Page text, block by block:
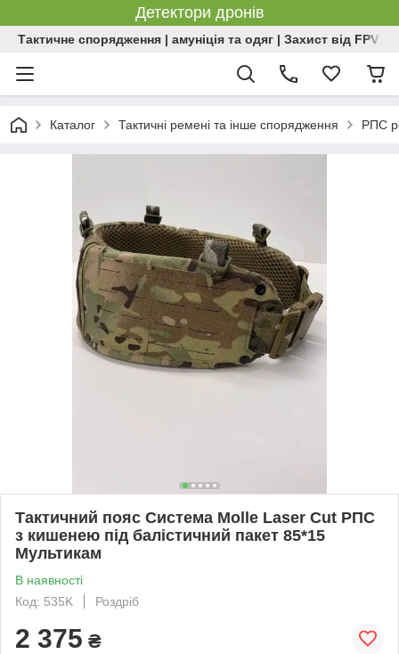
Детектори дронів
Тактичне спорядження | амуніція та одяг | Захист від FPV |
Каталог Тактичні ремені та інше спорядження РПС
Тактичний пояс Система Molle Laser Cut РПС
з кишенею під балістичний пакет 85*15
Мультикам
В наявності
Код: 535K
Роздріб
2 375 ₴